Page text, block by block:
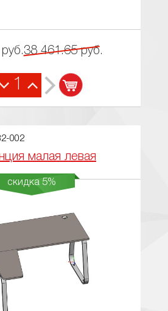
руб.38 461.65 руб.
1
002
малая левая
скидка 5%